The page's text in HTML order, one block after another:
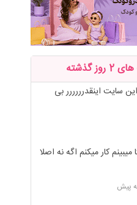
گذشته
سایت اینقدرررررر بی
میبینم کار میکنم اگه نه اصلا